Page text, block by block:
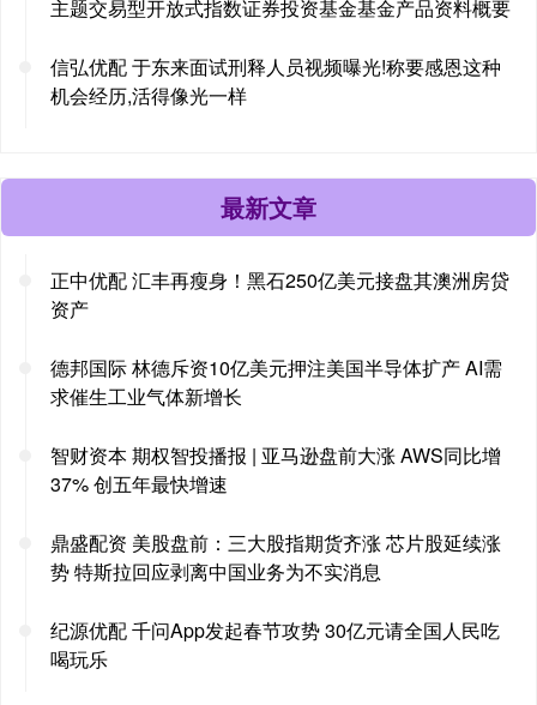
主题交易型开放式指数证券投资基金基金产品资料概要
信弘优配 于东来面试刑释人员视频曝光!称要感恩这种
机会经历,活得像光一样
最新文章
正中优配 汇丰再瘦身！黑石250亿美元接盘其澳洲房贷
资产
德邦国际 林德斥资10亿美元押注美国半导体扩产 AI需
求催生工业气体新增长
智财资本 期权智投播报 | 亚马逊盘前大涨 AWS同比增
37% 创五年最快增速
鼎盛配资 美股盘前：三大股指期货齐涨 芯片股延续涨
势 特斯拉回应剥离中国业务为不实消息
纪源优配 千问App发起春节攻势 30亿元请全国人民吃
喝玩乐